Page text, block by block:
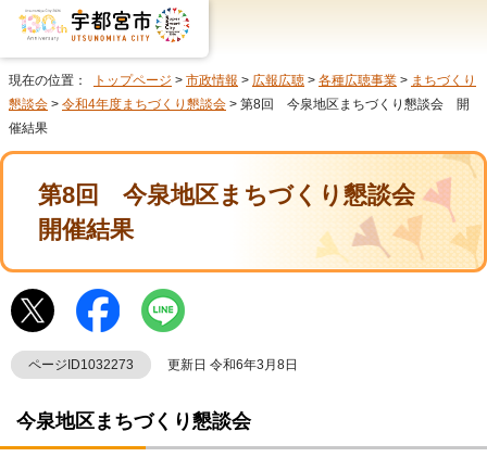
現在の位置： トップページ > 市政情報 > 広報広聴 > 各種広聴事業 > まちづくり
懇談会 > 令和4年度まちづくり懇談会 > 第8回 今泉地区まちづくり懇談会 開
催結果
第8回 今泉地区まちづくり懇談会
開催結果
ページID1032273 更新日 令和6年3月8日
今泉地区まちづくり懇談会